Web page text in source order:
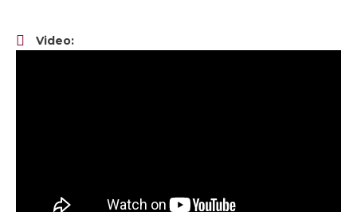
Video: